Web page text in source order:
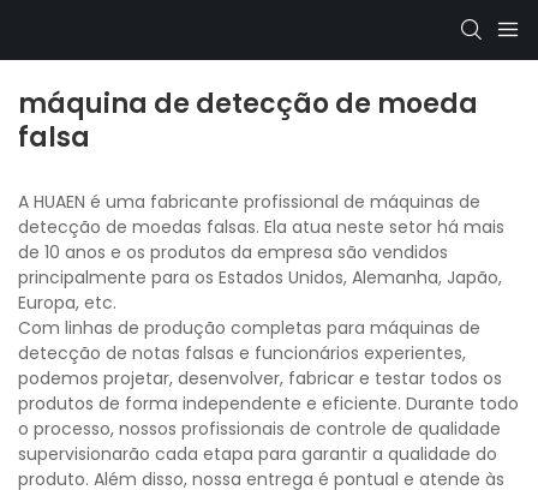
máquina de detecção de moeda
falsa
A HUAEN é uma fabricante profissional de máquinas de
detecção de moedas falsas. Ela atua neste setor há mais
de 10 anos e os produtos da empresa são vendidos
principalmente para os Estados Unidos, Alemanha, Japão,
Europa, etc.
Com linhas de produção completas para máquinas de
detecção de notas falsas e funcionários experientes,
podemos projetar, desenvolver, fabricar e testar todos os
produtos de forma independente e eficiente. Durante todo
o processo, nossos profissionais de controle de qualidade
supervisionarão cada etapa para garantir a qualidade do
produto. Além disso, nossa entrega é pontual e atende às